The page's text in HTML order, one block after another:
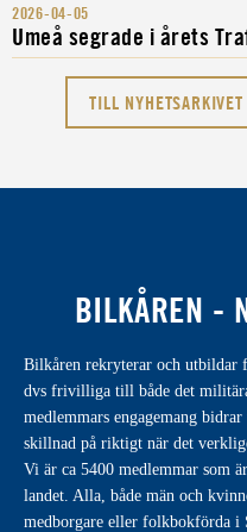
2026-04-05
Umeå segrade i årets
TILL NYHETSARKIVET
BILKÅREN -
Bilkåren rekryterar och utbildar
dvs frivilliga till både det
medlemmars engagemang
skillnad på riktigt när det
Vi är ca 5400 medlemmar som
landet. Alla, både män och
medborgare eller folkbokförda i